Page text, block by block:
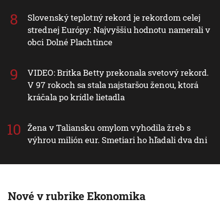
Slovenský teplotný rekord je rekordom celej
strednej Európy: Najvyššiu hodnotu namerali v
obci Dolné Plachtince
VIDEO: Britka Betty prekonala svetový rekord.
V 97 rokoch sa stala najstaršou ženou, ktorá
kráčala po krídle lietadla
Žena v Taliansku omylom vyhodila žreb s
výhrou milión eur. Smetiari ho hľadali dva dni
Nové v rubrike Ekonomika